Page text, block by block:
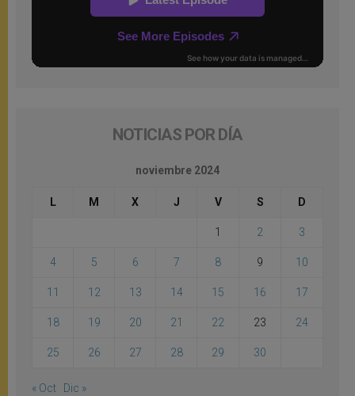
NOTICIAS POR DÍA
noviembre 2024
L M X J V S D
1 2 3
4 5 6 7 8 9 10
11 12 13 14 15 16 17
18 19 20 21 22 23 24
25 26 27 28 29 30
« Oct Dic »